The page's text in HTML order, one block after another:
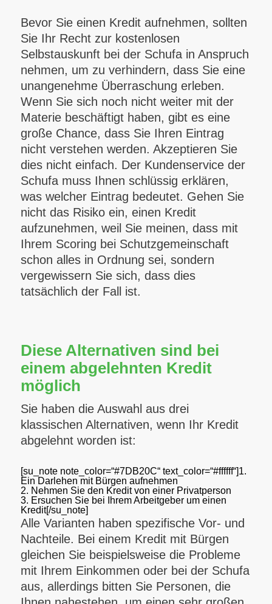
Bevor Sie einen Kredit aufnehmen, sollten
Sie Ihr Recht zur kostenlosen
Selbstauskunft bei der Schufa in Anspruch
nehmen, um zu verhindern, dass Sie eine
unangenehme Überraschung erleben.
Wenn Sie sich noch nicht weiter mit der
Materie beschäftigt haben, gibt es eine
große Chance, dass Sie Ihren Eintrag
nicht verstehen werden. Akzeptieren Sie
dies nicht einfach. Der Kundenservice der
Schufa muss Ihnen schlüssig erklären,
was welcher Eintrag bedeutet. Gehen Sie
nicht das Risiko ein, einen Kredit
aufzunehmen, weil Sie meinen, dass mit
Ihrem Scoring bei Schutzgemeinschaft
schon alles in Ordnung sei, sondern
vergewissern Sie sich, dass dies
tatsächlich der Fall ist.
Diese Alternativen sind bei
einem abgelehnten Kredit
möglich
Sie haben die Auswahl aus drei
klassischen Alternativen, wenn Ihr Kredit
abgelehnt worden ist:
[su_note note_color=“#7DB20C“ text_color=“#ffffff“]1.
Ein Darlehen mit Bürgen aufnehmen
2. Nehmen Sie den Kredit von einer Privatperson
3. Ersuchen Sie bei Ihrem Arbeitgeber um einen
Kredit[/su_note]
Alle Varianten haben spezifische Vor- und
Nachteile. Bei einem Kredit mit Bürgen
gleichen Sie beispielsweise die Probleme
mit Ihrem Einkommen oder bei der Schufa
aus, allerdings bitten Sie Personen, die